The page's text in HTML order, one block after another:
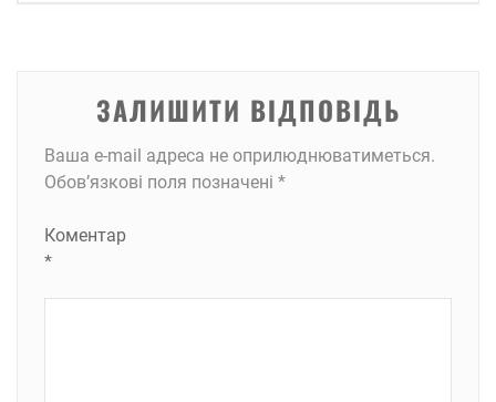
ЗАЛИШИТИ ВІДПОВІДЬ
Ваша e-mail адреса не оприлюднюватиметься.
Обов’язкові поля позначені *
Коментар
*